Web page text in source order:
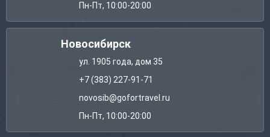
Пн-Пт, 10:00-20:00
Новосибирск
ул. 1905 года, дом 35
+7 (383) 227-91-71
novosib@gofortravel.ru
Пн-Пт, 10:00-20:00